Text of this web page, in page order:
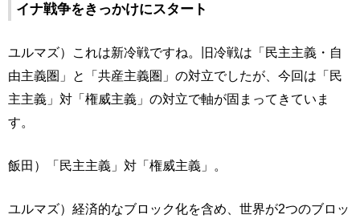
イナ戦争をきっかけにスタート
ユルマズ）これは新冷戦ですね。旧冷戦は「民主主義・自
由主義圏」と「共産主義圏」の対立でしたが、今回は「民
主主義」対「権威主義」の対立で軸が固まってきていま
す。
飯田）「民主主義」対「権威主義」。
ユルマズ）経済的なブロック化を含め、世界が2つのブロッ